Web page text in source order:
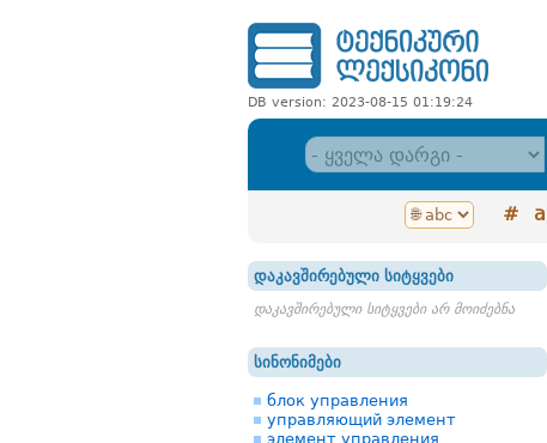
DB version: 2023-08-15 01:19:24
# a
დაკავშირებული სიტყვები
დაკავშირებული სიტყვები არ მოიძებნა
სინონიმები
блок управления
управляющий элемент
элемент управления